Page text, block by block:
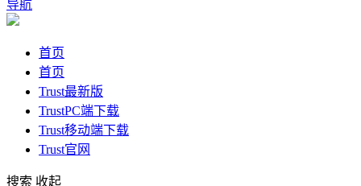
导航
首页
首页
Trust最新版
TrustPC端下载
Trust移动端下载
Trust官网
搜索 收起